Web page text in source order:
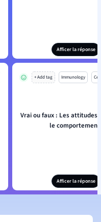
Afficer la réponse
+ Add tag Immunology
Vrai ou faux : Les attitudes
le
Afficer la réponse